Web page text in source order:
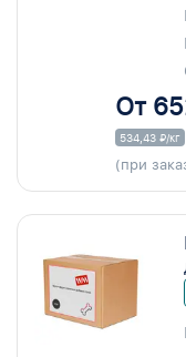
От
534,43 ₽/кг
(при